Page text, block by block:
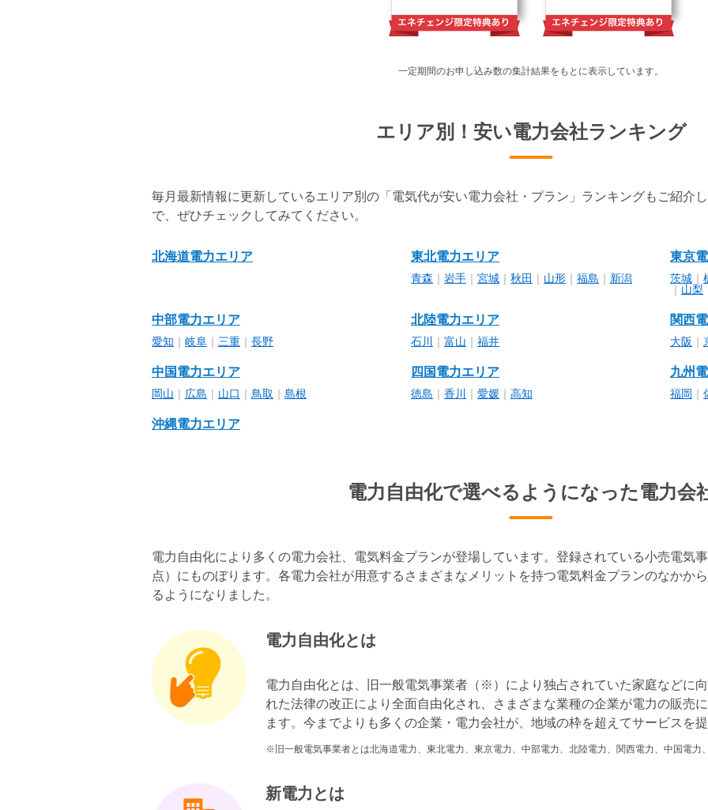
一定期間のお申し込み数の集計結果をもとに表示しています。
エリア別！ 安い電力会社ランキング
毎月最新情報に更新しているエリア別の「電気代が安い電力会社・プラン」ランキングもご紹介
で、ぜひチェックしてみてください。
北海道電力エリア 東北電力エリア
青森 岩手 宮城 秋田 山形 福島 新潟
東京
茨城
山梨
中部電力エリア
愛知 岐阜 三重 長野
北陸電力エリア
石川 富山 福井
関西
大阪
中国電力エリア
岡山 広島 山口 鳥取 島根
四国電力エリア
徳島 香川 愛媛 高知
九州
福岡
沖縄電力エリア
電力自由化で選べるようになった電力会
電力自由化により多くの電力会社、電気料金プランが登場しています。登録されている小売電気
点）にものぼります。各電力会社が用意するさまざまなメリットを持つ電気料金プランのなかか
るようになりました。
電力自由化とは
電力自由化とは、旧一般電気事業者（※）により独占されていた家庭などに
れた法律の改正により全面自由化され、さまざまな業種の企業が電力の販売
ます。今までよりも多くの企業・電力会社が、地域の枠を超えてサービスを
※旧一般電気事業者とは北海道電力、東北電力、東京電力、中部電力、北陸電力、関西電力、中国電力
新電力とは